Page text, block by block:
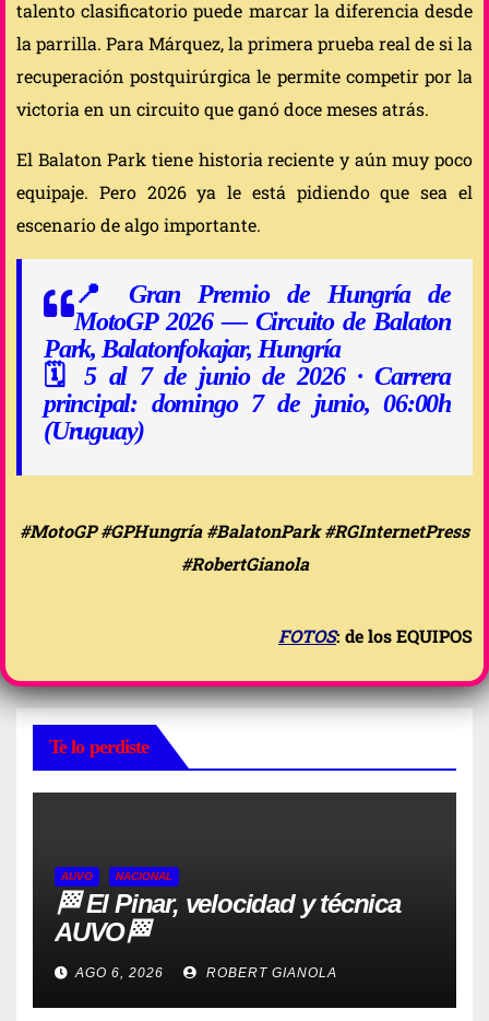
talento clasificatorio puede marcar la diferencia desde
la parrilla. Para Márquez, la primera prueba real de si la
recuperación postquirúrgica le permite competir por la
victoria en un circuito que ganó doce meses atrás.
El Balaton Park tiene historia reciente y aún muy poco
equipaje. Pero 2026 ya le está pidiendo que sea el
escenario de algo importante.
📍
Gran Premio de Hungría de
MotoGP 2026 — Circuito de Balaton
Park, Balatonfokajar, Hungría
🗓️
5 al 7 de junio de 2026 · Carrera
principal: domingo 7 de junio, 06:00h
(Uruguay)
#MotoGP #GPHungría #BalatonPark #RGInternetPress
#RobertGianola
FOTOS: de los EQUIPOS
Te lo perdiste
AUVO NACIONAL
🏁 El Pinar, velocidad y técnica
AUVO🏁
AGO 6, 2026 ROBERT GIANOLA